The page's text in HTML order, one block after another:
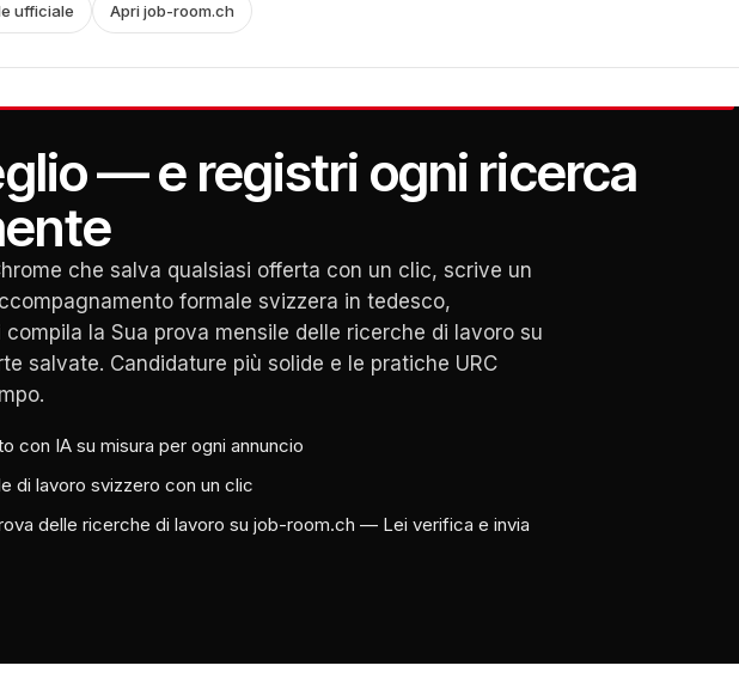
ufficiale Apri job-room.ch
— e registri ogni ricerca
che salva qualsiasi offerta con un clic, scrive un
formale svizzera in tedesco,
la Sua prova mensile delle ricerche di lavoro su
salvate. Candidature più solide e le pratiche URC
con IA su misura per ogni annuncio
di lavoro svizzero con un clic
delle ricerche di lavoro su job-room.ch — Lei verifica e invia